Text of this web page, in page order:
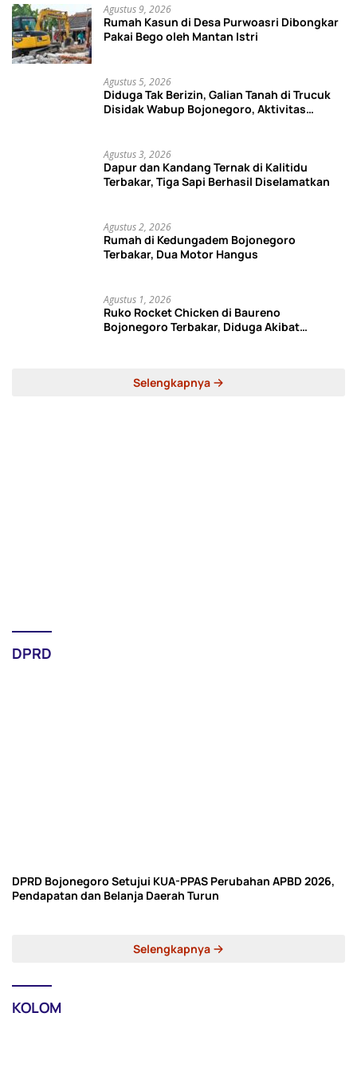
Agustus 9, 2026
Rumah Kasun di Desa Purwoasri Dibongkar
Pakai Bego oleh Mantan Istri
Agustus 5, 2026
Diduga Tak Berizin, Galian Tanah di Trucuk
Disidak Wabup Bojonegoro, Aktivitas
Agustus 3, 2026
Dapur dan Kandang Ternak di Kalitidu
Terbakar, Tiga Sapi Berhasil Diselamatkan
Agustus 2, 2026
Rumah di Kedungadem Bojonegoro
Terbakar, Dua Motor Hangus
Agustus 1, 2026
Ruko Rocket Chicken di Baureno
Bojonegoro Terbakar, Diduga Akibat
Selengkapnya
DPRD
DPRD Bojonegoro Setujui KUA-PPAS Perubahan APBD 2026,
Pendapatan dan Belanja Daerah Turun
Selengkapnya
KOLOM